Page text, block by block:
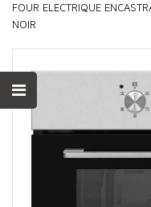
FOUR ELECTRIQUE
NOIR